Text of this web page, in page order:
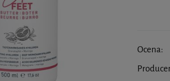
Ocena: